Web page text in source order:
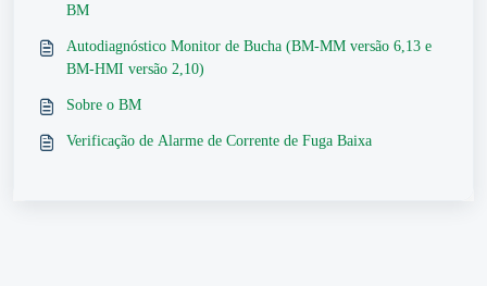
BM
Autodiagnóstico Monitor de Bucha (BM-MM versão 6,13 e
BM-HMI versão 2,10)
Sobre o BM
Verificação de Alarme de Corrente de Fuga Baixa